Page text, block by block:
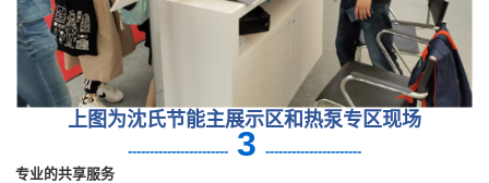
上图为沈氏节能主展示区和热泵专区现场
----------------------- 3 ----------------------
专业的共享服务